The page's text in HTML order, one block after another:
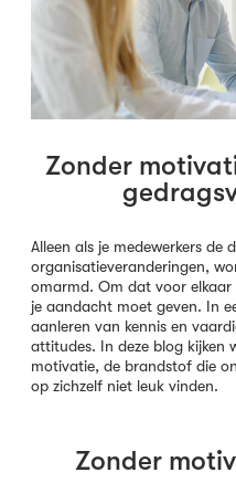
Zonder
Alleen als je medewerkers de
organisatieveranderingen,
omarmd. Om dat voor
je aandacht moet geven. In
aanleren van kennis en
attitudes. In deze blog kijken
motivatie, de brandstof die
op zichzelf niet leuk vinden.
Zonder